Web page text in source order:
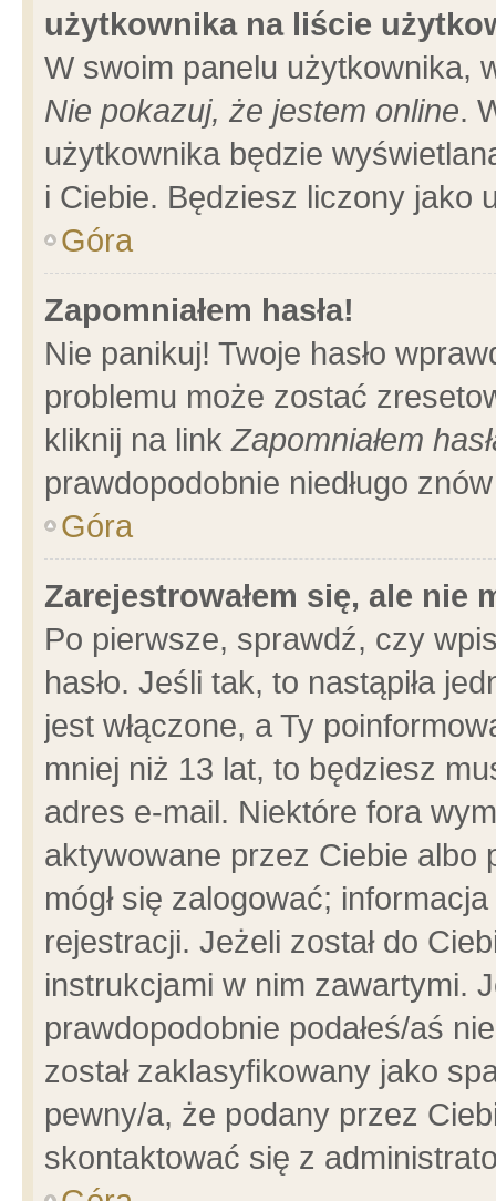
użytkownika na liście
W swoim panelu użytkownika,
Nie pokazuj, że jestem online.
użytkownika będzie
i Ciebie. Będziesz liczony jako
Góra
Zapomniałem hasła!
Nie panikuj! Twoje hasło
problemu może zostać
kliknij na linkZapomniałem
prawdopodobnie niedługo
Góra
Zarejestrowałem się, ale nie
Po pierwsze, sprawdź, czy
hasło. Jeśli tak, to nastąpiła
jest włączone, a Ty
mniej niż 13 lat, to będziesz
adres e-mail. Niektóre fora
aktywowane przez Ciebie albo
mógł się zalogować;
rejestracji. Jeżeli został do
instrukcjami w nim zawartymi.
prawdopodobnie podałeś/aś
został zaklasyfikowany jako
pewny/a, że podany przez
skontaktować się z